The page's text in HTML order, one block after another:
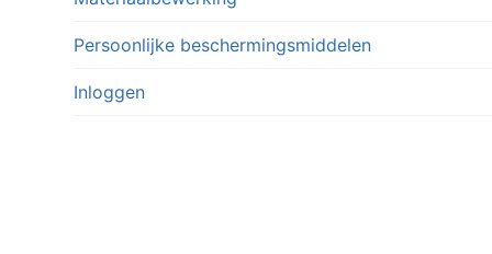
Persoonlijke beschermingsmiddelen
Inloggen